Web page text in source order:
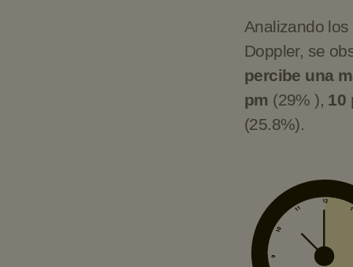
Promedio
Analizando
Doppler, se
percibe una
pm (29% ), 10
(25.8%).